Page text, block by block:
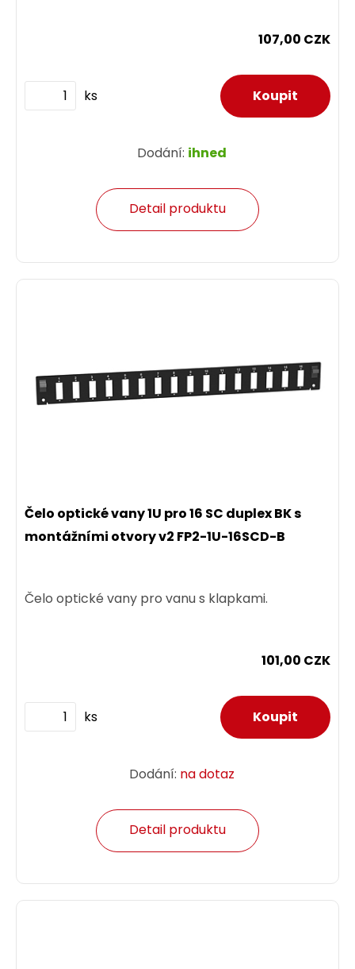
107,00 CZK
ks
Dodání: ihned
Detail produktu
Čelo optické vany 1U pro 16 SC duplex BK s
montážními otvory v2 FP2-1U-16SCD-B
Čelo optické vany pro vanu s klapkami.
101,00 CZK
ks
Dodání: na dotaz
Detail produktu